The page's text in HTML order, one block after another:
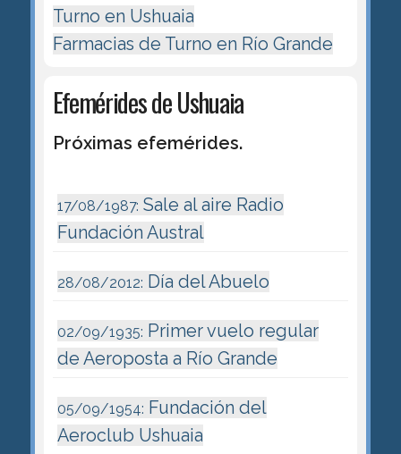
Turno en Ushuaia
Farmacias de Turno en Río Grande
Efemérides de Ushuaia
Próximas efemérides.
17/08/1987: Sale al aire Radio
Fundación Austral
28/08/2012: Día del Abuelo
02/09/1935: Primer vuelo regular
de Aeroposta a Río Grande
05/09/1954: Fundación del
Aeroclub Ushuaia